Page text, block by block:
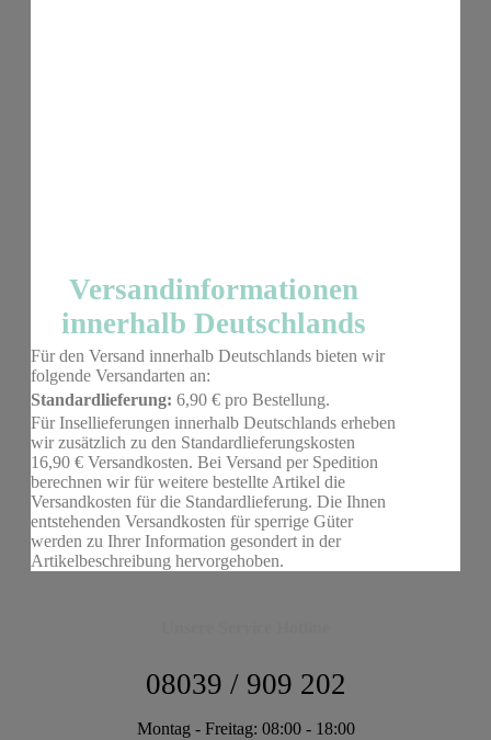
Versandinformationen
innerhalb Deutschlands
Für den Versand innerhalb Deutschlands bieten wir
folgende Versandarten an:
Standardlieferung: 6,90 € pro Bestellung.
Für Insellieferungen innerhalb Deutschlands erheben
wir zusätzlich zu den Standardlieferungskosten
16,90 € Versandkosten. Bei Versand per Spedition
berechnen wir für weitere bestellte Artikel die
Versandkosten für die Standardlieferung. Die Ihnen
entstehenden Versandkosten für sperrige Güter
werden zu Ihrer Information gesondert in der
Artikelbeschreibung hervorgehoben.
08039 / 909 202
Montag - Freitag: 08:00 - 18:00